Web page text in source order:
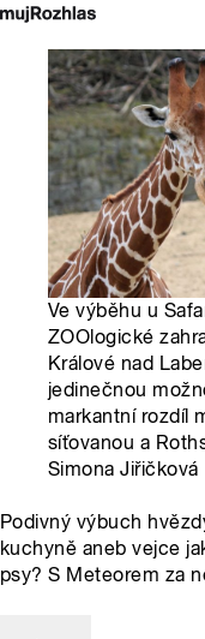
Ve výběhu u
ZOOlogické
Králové nad
jedinečnou
markantní rozdíl
síťovanou a
Simona Jiřičková
Podivný výbuch
kuchyně aneb vejce
psy? S Meteorem za